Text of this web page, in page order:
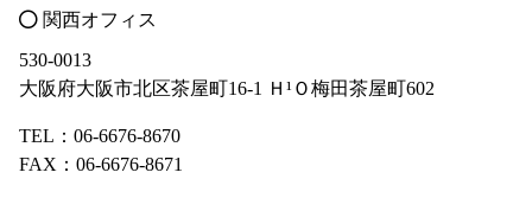
関西オフィス
530-0013
大阪府大阪市北区茶屋町16-1 Ｈ¹Ｏ梅田茶屋町602
TEL：06-6676-8670
FAX：06-6676-8671